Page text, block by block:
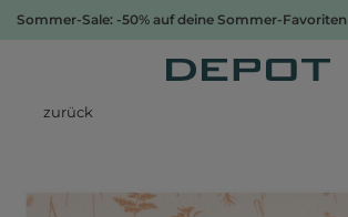
Sommer-Sale: -50% auf deine Sommer-Favoriten
zurück